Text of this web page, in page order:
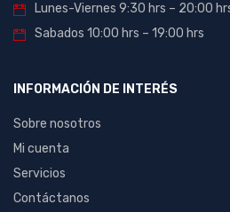
Lunes-Viernes 9:30 hrs – 20:00
Sabados 10:00 hrs – 19:00 hrs
INFORMACIÓN DE INTERÉS
Sobre nosotros
Mi cuenta
Servicios
Contáctanos